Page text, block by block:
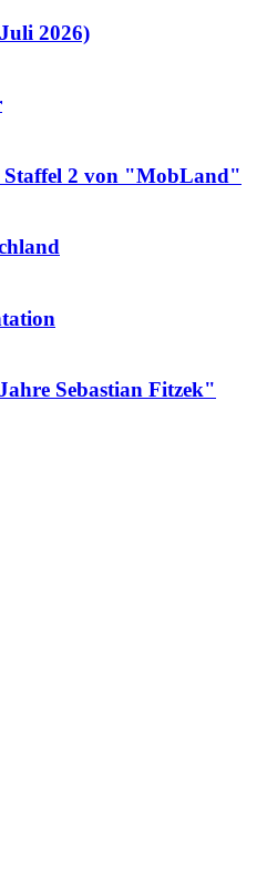
2026)
2 von "MobLand"
Sebastian Fitzek"